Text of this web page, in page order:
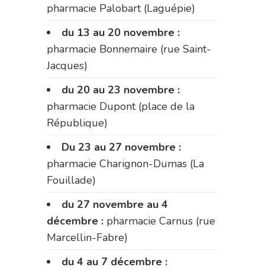
pharmacie Palobart (Laguépie)
du 13 au 20 novembre :
pharmacie Bonnemaire (rue Saint-
Jacques)
du 20 au 23 novembre :
pharmacie Dupont (place de la
République)
Du 23 au 27 novembre :
pharmacie Charignon-Dumas (La
Fouillade)
du 27 novembre au 4
décembre : pharmacie Carnus (rue
Marcellin-Fabre)
du 4 au 7 décembre :